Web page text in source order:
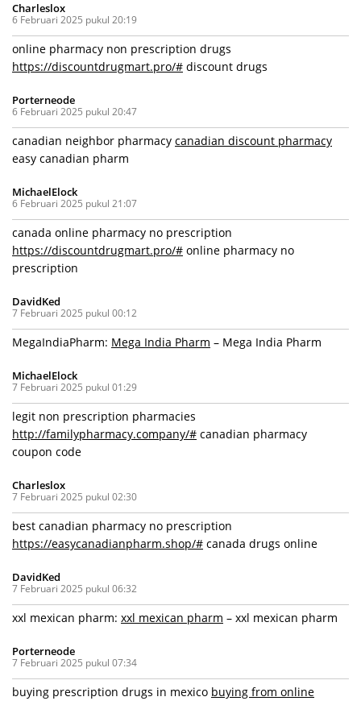
Charleslox
6 Februari 2025 pukul 20:19
online pharmacy non prescription drugs
https://discountdrugmart.pro/# discount drugs
Porterneode
6 Februari 2025 pukul 20:47
canadian neighbor pharmacy canadian discount pharmacy
easy canadian pharm
MichaelElock
6 Februari 2025 pukul 21:07
canada online pharmacy no prescription
https://discountdrugmart.pro/# online pharmacy no
prescription
DavidKed
7 Februari 2025 pukul 00:12
MegaIndiaPharm: Mega India Pharm – Mega India Pharm
MichaelElock
7 Februari 2025 pukul 01:29
legit non prescription pharmacies
http://familypharmacy.company/# canadian pharmacy
coupon code
Charleslox
7 Februari 2025 pukul 02:30
best canadian pharmacy no prescription
https://easycanadianpharm.shop/# canada drugs online
DavidKed
7 Februari 2025 pukul 06:32
xxl mexican pharm: xxl mexican pharm – xxl mexican pharm
Porterneode
7 Februari 2025 pukul 07:34
buying prescription drugs in mexico buying from online